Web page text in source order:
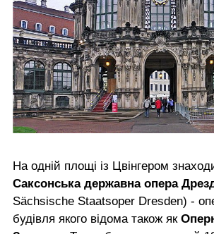
На одній площі із Цвінгером
Саксонська державна опера
Sächsische Staatsoper Dresden) -
будівля якого відома також як